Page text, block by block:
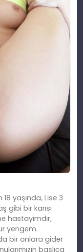
yaşında, Lise 3
gibi bir karısı
hastayımdır,
yengem.
bir onlara gider
başlıca